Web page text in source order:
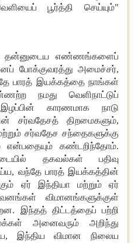
பூர்த்தி செய்யும்"
தன்னுடைய
எண்ணங்களைப்
போக்குவரத்து அமைச்சர்,
பாரத் இயக்கத்தை நாங்கள்
நமது
வெளிநாட்டுப்
இழப்பின் காரணமாக
நாடு
சர்வதேசத் திறமைகளும்,
சர்வதேச சந்தைகளுக்கு
என்பதையும் கண்டறிந்தோம்.
தகவல்கள்
பதிவு
, வந்தே பாரத் இயக்கத்தின்
ஏர் இந்தியா மற்றும்
ஏர்
விமானங்களுக்குள்
. இந்தத் திட்டத்தைப் பற்றி
அனைவரும்
அறிந்து
, இந்திய விமான
நிலைய